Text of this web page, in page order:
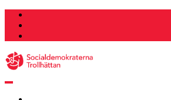
Hoppa
innehåll